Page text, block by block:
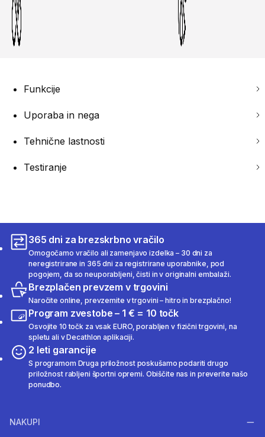
Funkcije
Uporaba in nega
Tehnične lastnosti
Testiranje
365 dni za brezskrbno vračilo
Omogočamo vračilo ali zamenjavo izdelka – 30 dni za
neregistrirane in 365 dni za registrirane uporabnike, pod
pogojem, da so neuporabljeni, čisti in v originalni embalaži.
Brezplačen prevzem v trgovini
Naročite online, prevzemite v trgovini – hitro in brezplačno!
Program zvestobe – 1 € = 10 točk
Osvojite 10 točk za vsak EURO, porabljen v fizični trgovini, na
spletu ali v Decathlon aplikaciji.
2 leti garancije
S programom Druga priložnost poskušamo podariti drugo
priložnost rabljeni športni opremi. Obiščite nas in preverite našo
ponudbo.
NAKUPI